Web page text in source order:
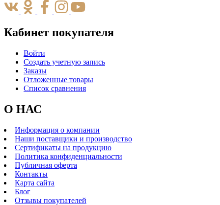
Кабинет покупателя
Войти
Создать учетную запись
Заказы
Отложенные товары
Список сравнения
О НАС
Информация о компании
Наши поставщики и производство
Сертификаты на продукцию
Политика конфиденциальности
Публичная оферта
Контакты
Карта сайта
Блог
Отзывы покупателей